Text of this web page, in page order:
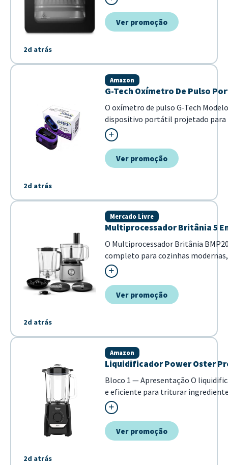
2d atrás
completas com mais saúde e
Ver promoção
2d atrás
G-Tech Oxímetro De Pulso
Amazon
O oxímetro de pulso G-Tech
dispositivo portátil projetado para
no sangue (SpO2) e frequência
precisa. Destaca-se por sua tela
visualização dos dados em tempo
Ver promoção
2d atrás
Multiprocessador Britânia 5
Mercado Livre
O Multiprocessador Britânia
completo para cozinhas
liquidificador, batedeira, mixer e
dispositivo. Ideal para quem busca
Ver promoção
2d atrás
Liquidificador Power Oster
Amazon
Bloco 1 — Apresentação O
e eficiente para triturar
pela capacidade de 2,2 litros e
como sucos, cremes e batidas. Ide...
Ver promoção